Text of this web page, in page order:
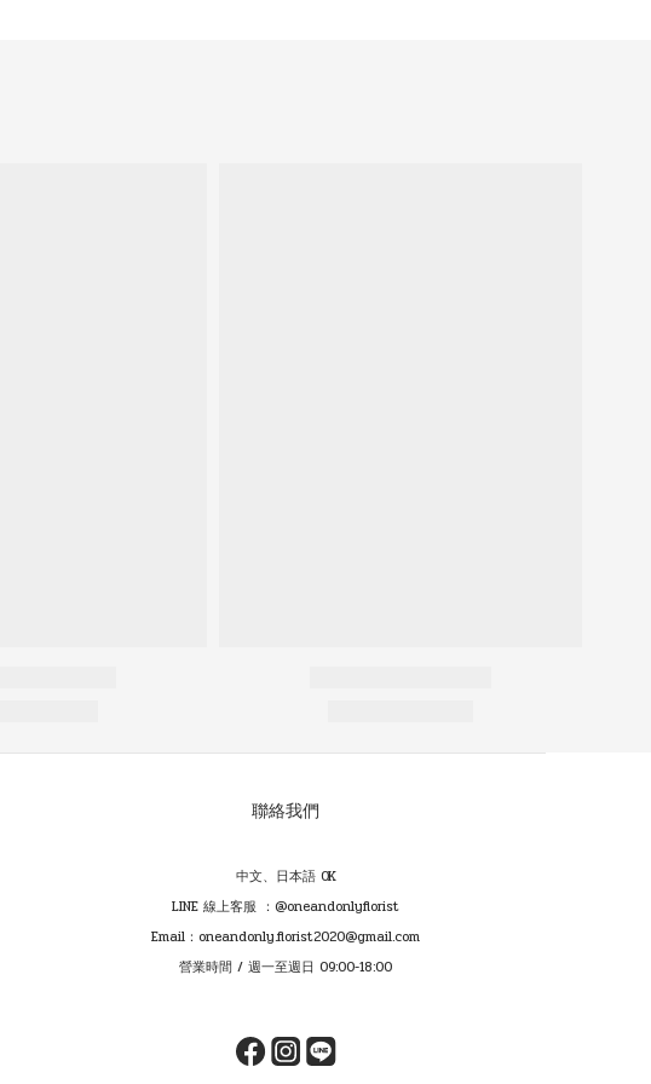
聯絡我們
中文、日本語 OK
LINE 線上客服 ：@oneandonlyflorist
Email：oneandonly.florist2020@gmail.com
營業時間 / 週一至週日 09:00-18:00